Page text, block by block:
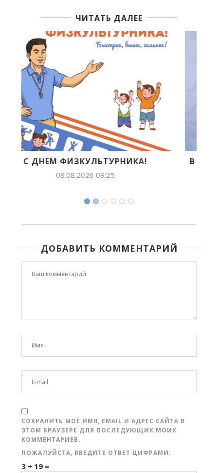
ЧИТАТЬ ДАЛЕЕ
В ЯКУТСКЕ ПРОЙДЕТ ВСЕРОССИЙСКИЙ
ДЕНЬ ФИЗКУЛЬТУРНИКА
ДОБАВИТЬ КОММЕНТАРИЙ
СОХРАНИТЬ МОЁ ИМЯ, EMAIL И АДРЕС САЙТА В
ЭТОМ БРАУЗЕРЕ ДЛЯ ПОСЛЕДУЮЩИХ МОИХ
КОММЕНТАРИЕВ.
ПОЖАЛУЙСТА, ВВЕДИТЕ ОТВЕТ ЦИФРАМИ:
3 + 19 =